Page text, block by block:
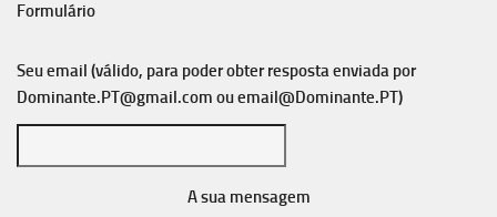
Formulário
Seu email (válido, para poder obter resposta enviada por
Dominante.PT@gmail.com ouemail@Dominante.PT)
A sua mensagem